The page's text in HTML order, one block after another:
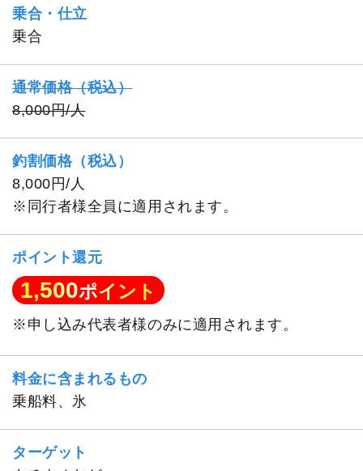
乗合・仕立
乗合
通常価格（税込）
8,000円/人
釣割価格（税込）
8,000円/人
※同行者様全員に適用されます。
ポイント還元
1,500ポイント
※申し込み代表者様のみに適用されます。
料金に含まれるもの
乗船料、氷
ターゲット